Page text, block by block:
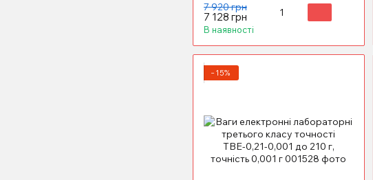
7 920 грн
7 128 грн
В наявності
−15%